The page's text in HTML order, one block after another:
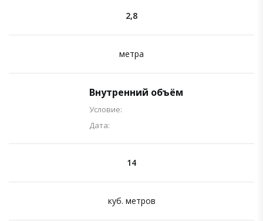
2,8
метра
Внутренний объём
Условие:
Дата:
14
куб. метров